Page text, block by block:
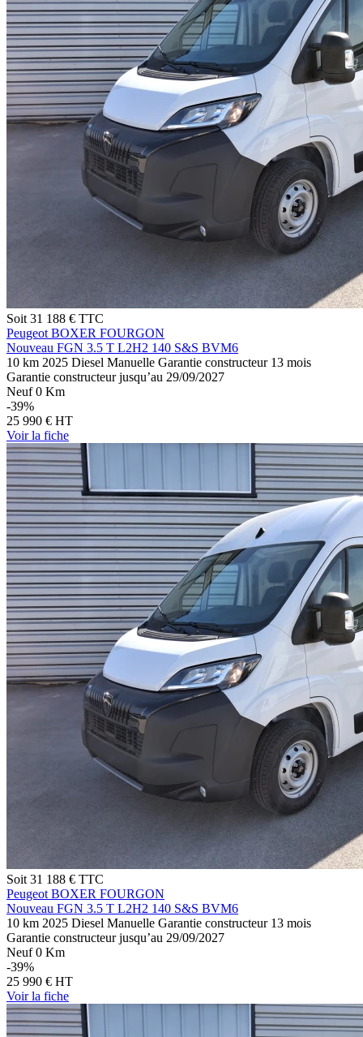
Soit 31 188 € TTC
Peugeot BOXER FOURGON
Nouveau FGN 3.5 T L2H2 140 S&S BVM6
10 km 2025 Diesel Manuelle Garantie constructeur 13 mois
Garantie constructeur jusqu’au 29/09/2027
Neuf 0 Km
-39%
25 990 € HT
Voirla fiche
Soit 31 188 € TTC
Peugeot BOXER FOURGON
Nouveau FGN 3.5 T L2H2 140 S&S BVM6
10 km 2025 Diesel Manuelle Garantie constructeur 13 mois
Garantie constructeur jusqu’au 29/09/2027
Neuf 0 Km
-39%
25 990 € HT
Voirla fiche